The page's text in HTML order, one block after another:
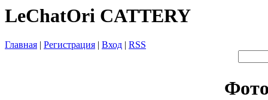
LeChatOri CATTERY
Главная | Регистрация | Вход | RSS